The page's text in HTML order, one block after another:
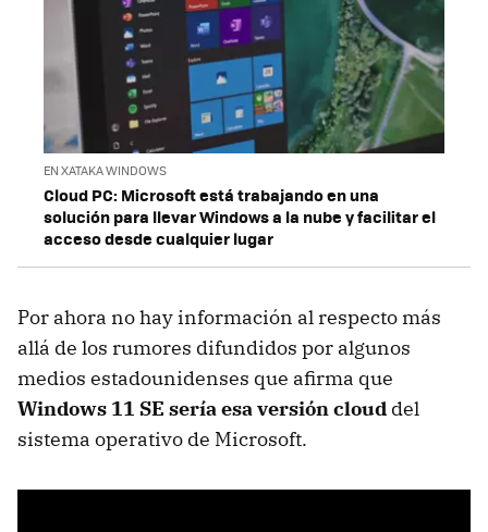
EN XATAKA WINDOWS
Cloud PC: Microsoft está trabajando en una
solución para llevar Windows a la nube y facilitar el
acceso desde cualquier lugar
Por ahora no hay información al respecto más
allá de los rumores difundidos por algunos
medios estadounidenses que afirma que
Windows 11 SE sería esa versión cloud del
sistema operativo de Microsoft.